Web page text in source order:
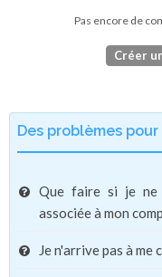
Pas encore de
Créer
Des problèmes
Que faire si je ne
associée à mon
Je n'arrive pas à me